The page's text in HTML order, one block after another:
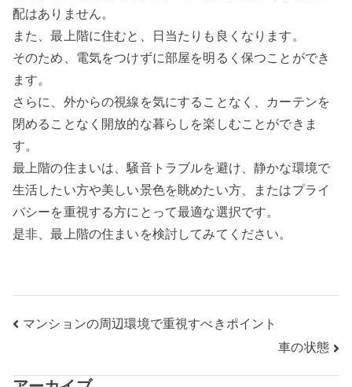
配はありません。
また、最上階に住むと、日当たりも良くなります。
そのため、電気をつけずに部屋を明るく保つことができ
ます。
さらに、外からの視線を気にすることなく、カーテンを
閉めることなく開放的な暮らしを楽しむことができま
す。
最上階の住まいは、騒音トラブルを避け、静かな環境で
生活したい方や美しい景色を眺めたい方、またはプライ
バシーを重視する方にとって最適な選択です。
是非、最上階の住まいを検討してみてください。
投
マンションの周辺環境で重視すべきポイント
車の状態